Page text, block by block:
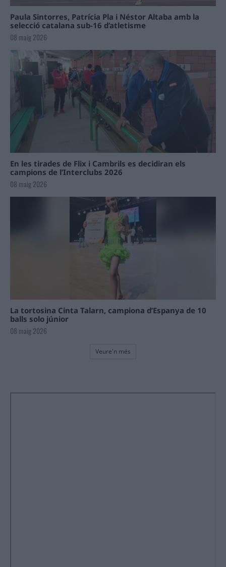
Paula Sintorres, Patrícia Pla i Néstor Altaba amb la
selecció catalana sub-16 d’atletisme
08 maig 2026
En les tirades de Flix i Cambrils es decidiran els
campions de l’Interclubs 2026
08 maig 2026
La tortosina Cinta Talarn, campiona d’Espanya de 10
balls solo júnior
08 maig 2026
Veure'n més